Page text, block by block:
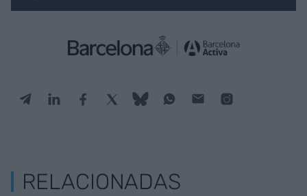
RELACIONADAS